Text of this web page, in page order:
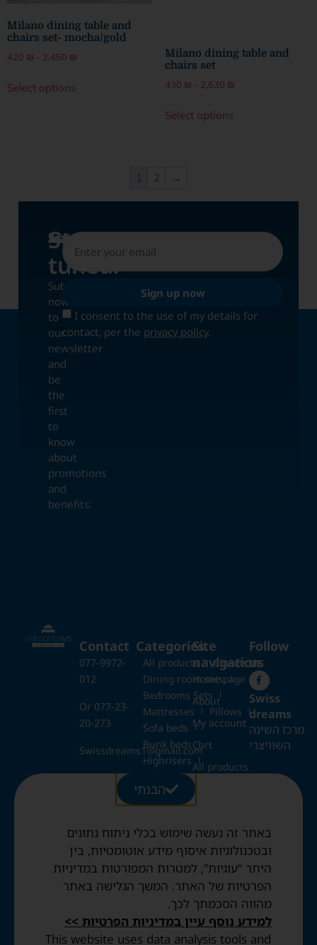
Milano dining table and
chairs set- mocha/gold
420 ₪ – 2,450 ₪
Select options
Milano dining table and
chairs set
430 ₪ – 2,630 ₪
Select options
1 2 →
UPDATES
Stay
tuned!
Subscribe
now
to
our
newsletter
and
be
the
first
to
know
about
promotions
and
benefits.
I consent to the use of my details for
contact, per the privacy policy.
Sign up now
Contact
077-9972-
012
Or 077-23-
20-273
Swissdreams1@gmail.com
28 Ezrat
Torah St.,
Jerusalem
Opening
Hours:
Sun to
Thurs: 10:30
Friday: By
appointment
Categories
All products
Closets
Dining room sets
Bedrooms Sets
Mattresses
Pillows
Sofa beds
Bunk beds
Highrisers
Kids beds
Folding beds
Swiss duvets & pillows
Mattress protectors
Site
navigation
Home page
About
My account
Cart
All products
Blog
Contact
Terms and
Conditions
Privacy
Policy
Accessibility
statement
Follow
us
Swiss
dreams
מרכז השינה
השוויצרי
הבנתי
באתר זה נעשה שימוש בכלי ניתוח נתונים
ובטכנולוגיות איסוף מידע אוטומטיות, בין
היתר “עוגיות”, למטרות המפורטות במדיניות
הפרטיות של האתר. המשך הגלישה באתר
מהווה הסכמתך לכך.
למידע נוסף עיין במדיניות הפרטיות >>
This website uses data analysis tools and